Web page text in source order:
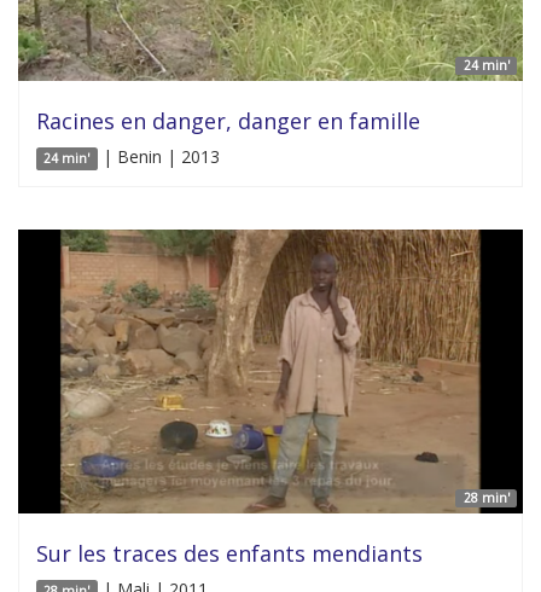
24 min'
Racines en danger, danger en famille
24 min' | Benin | 2013
28 min'
Sur les traces des enfants mendiants